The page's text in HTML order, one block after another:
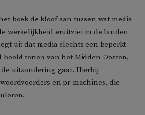
boek de kloof aan tussen wat media
werkelijkheid eruitziet in de landen
uit dat media slechts een beperkt
beeld tonen van het Midden-Oosten,
uitzondering gaat. Hierbij
en pr-machines, die